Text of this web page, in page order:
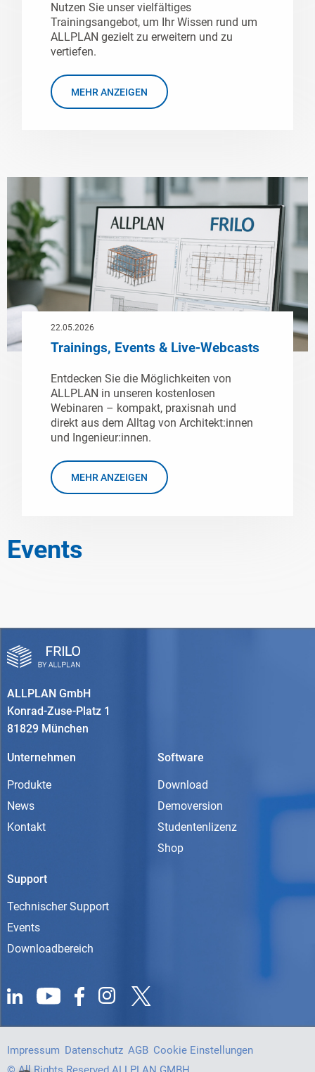
Nutzen Sie unser vielfältiges
Trainingsangebot, um Ihr Wissen rund um
ALLPLAN gezielt zu erweitern und zu
vertiefen.
MEHR ANZEIGEN
22.05.2026
Trainings, Events & Live-Webcasts
Entdecken Sie die Möglichkeiten von
ALLPLAN in unseren kostenlosen
Webinaren – kompakt, praxisnah und
direkt aus dem Alltag von Architekt:innen
und Ingenieur:innen.
MEHR ANZEIGEN
Events
ALLPLAN GmbH
Konrad-Zuse-Platz 1
81829 München
Unternehmen
Produkte
News
Kontakt
Software
Download
Demoversion
Studentenlizenz
Shop
Support
Technischer Support
Events
Downloadbereich
Impressum Datenschutz AGB Cookie Einstellungen